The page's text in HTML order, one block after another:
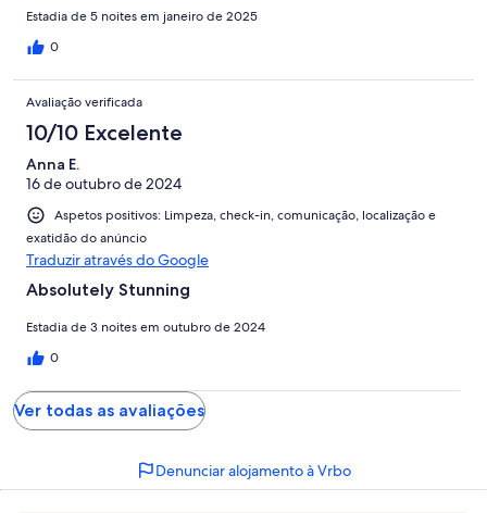
Estadia de 5 noites em janeiro de 2025
0
Avaliação verificada
10/10 Excelente
Anna E.
16 de outubro de 2024
Aspetos positivos: Limpeza, check-in, comunicação, localização e
exatidão do anúncio
Traduzir através do Google
Absolutely Stunning
Estadia de 3 noites em outubro de 2024
0
Ver todas as avaliações
Denunciar alojamento à Vrbo